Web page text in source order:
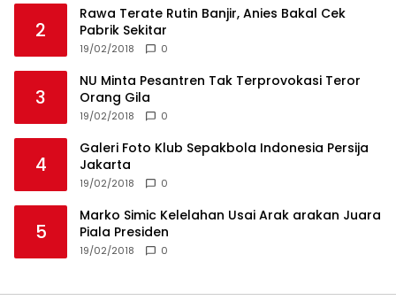
2
Rawa Terate Rutin Banjir, Anies Bakal Cek
Pabrik Sekitar
19/02/2018 0
3
NU Minta Pesantren Tak Terprovokasi Teror
Orang Gila
19/02/2018 0
4
Galeri Foto Klub Sepakbola Indonesia Persija
Jakarta
19/02/2018 0
5
Marko Simic Kelelahan Usai Arak arakan Juara
Piala Presiden
19/02/2018 0